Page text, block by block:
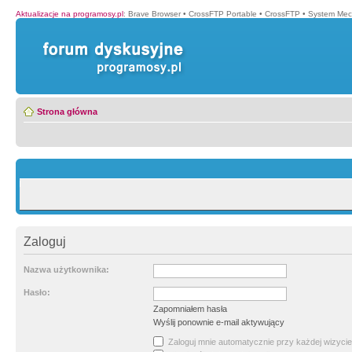
Aktualizacje na programosy.pl: Brave Browser • CrossFTP Portable • CrossFTP • System
Strona główna
Zaloguj
Nazwa użytkownika:
Hasło:
Zapomniałem hasła
Wyślij ponownie e-mail aktywujący
Zaloguj mnie automatycznie przy każdej wizycie